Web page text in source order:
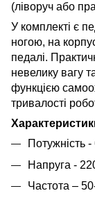
(ліворуч або
У комплекті є
ногою, на
педалі.
невелику вагу
функцією
тривалості
Потужність
Напруга -
Частота –